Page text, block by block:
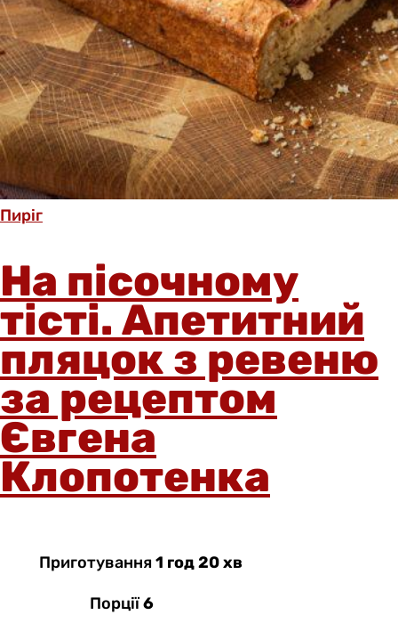
Пиріг
На пісочному
тісті. Апетитний
пляцок з ревеню
за рецептом
Євгена
Клопотенка
Приготування1 год 20 хв
Порції6